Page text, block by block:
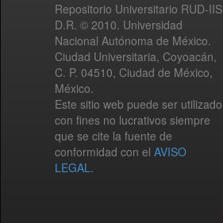
Repositorio Universitario RUD-IIS
D.R. © 2010. Universidad
Nacional Autónoma de México.
Ciudad Universitaria, Coyoacán,
C. P. 04510, Ciudad de México,
México.
Este sitio web puede ser utilizado
con fines no lucrativos siempre
que se cite la fuente de
conformidad con el AVISO
LEGAL.